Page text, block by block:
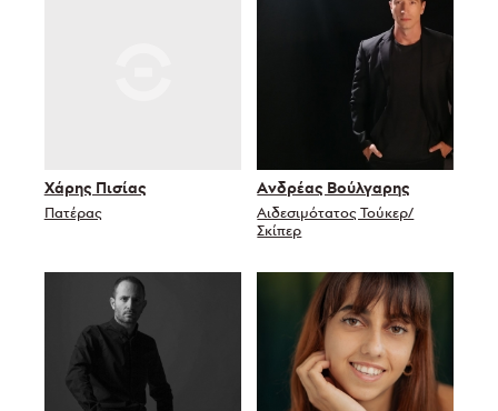
Χάρης Πισίας
Πατέρας
Ανδρέας Βούλγαρης
Αιδεσιμότατος Τούκερ/
Σκίπερ